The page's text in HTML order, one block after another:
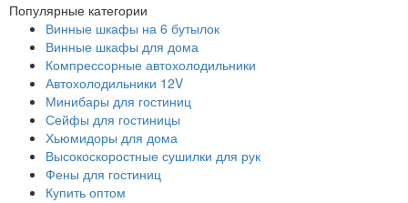
Популярные категории
Винные шкафы на 6 бутылок
Винные шкафы для дома
Компрессорные автохолодильники
Автохолодильники 12V
Минибары для гостиниц
Сейфы для гостиницы
Хьюмидоры для дома
Высокоскоростные сушилки для рук
Фены для гостиниц
Купить оптом